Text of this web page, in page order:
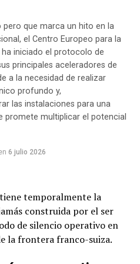
trabajo de
a través
el
la Asamblea
Rodríguez.
transitorios
unas 6.000 personas
en la vía pública
a edificios inestables en
sobre la Avenida Bolívar de
que marca un hito en la
el Centro Europeo para la
ha iniciado el protocolo de
principales aceleradores de
a la necesidad de realizar
profundo y,
las instalaciones para una
multiplicar el potencial
6 julio 2026
temporalmente la
construida por el ser
de silencio operativo en
la frontera franco-suiza.